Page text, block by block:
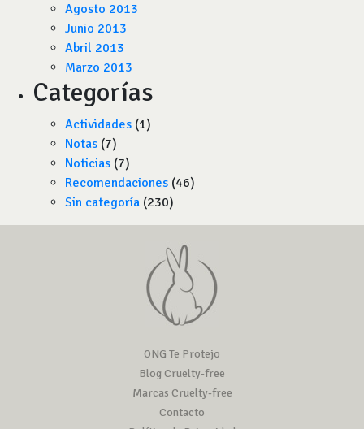
Agosto 2013
Junio 2013
Abril 2013
Marzo 2013
Categorías
Actividades (1)
Notas (7)
Noticias (7)
Recomendaciones (46)
Sin categoría (230)
ONG Te Protejo
Blog Cruelty-free
Marcas Cruelty-free
Contacto